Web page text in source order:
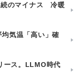
続のマイナス 冷暖
気温「高い」確
ース。LLMO時代